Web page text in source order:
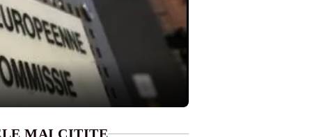
MAI CITITE